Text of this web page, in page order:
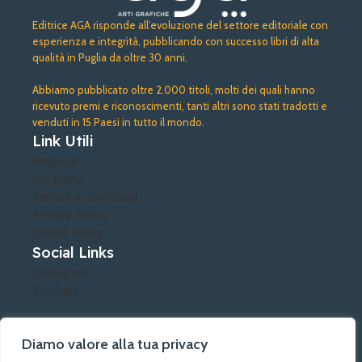
Diamo valore alla tua privacy
Editrice AGA risponde all’evoluzione del settore editoriale con
esperienza e integrità, pubblicando con successo libri di alta
qualità in Puglia da oltre 30 anni.
Abbiamo pubblicato oltre 2.000 titoli, molti dei quali hanno
ricevuto premi e riconoscimenti, tanti altri sono stati tradotti e
venduti in 15 Paesi in tutto il mondo.
Link Utili
Negozio
Chi siamo
Termini e condizioni
Privacy Policy
Cokies Policy
Social Links
Instagram
YouTube